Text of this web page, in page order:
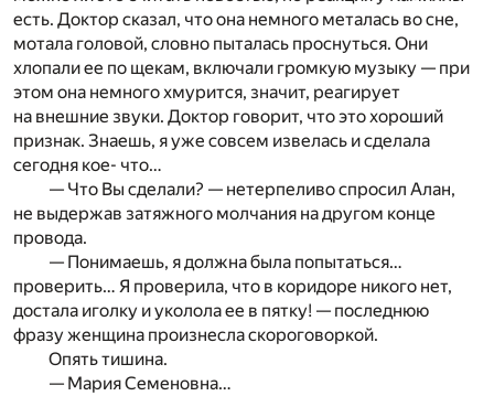
есть. Доктор сказал, что она немного металась во сне,
мотала головой, словно пыталась проснуться. Они
хлопали ее по щекам, включали громкую музыку — при
этом она немного хмурится, значит, реагирует
на внешние звуки. Доктор говорит, что это хороший
признак. Знаешь, я уже совсем извелась и сделала
сегодня кое- что…
— Что Вы сделали? — нетерпеливо спросил Алан,
не выдержав затяжного молчания на другом конце
провода.
— Понимаешь, я должна была попытаться…
проверить… Я проверила, что в коридоре никого нет,
достала иголку и уколола ее в пятку! — последнюю
фразу женщина произнесла скороговоркой.
Опять тишина.
— Мария Семеновна…